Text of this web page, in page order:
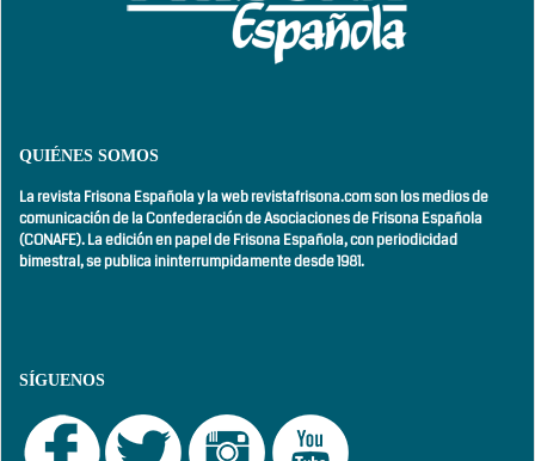
QUIÉNES SOMOS
La revista Frisona Española y la web revistafrisona.com son los medios de
comunicación de la Confederación de Asociaciones de Frisona Española
(CONAFE). La edición en papel de Frisona Española, conperiodicidad
bimestral,se publica ininterrumpidamente desde 1981.
SÍGUENOS